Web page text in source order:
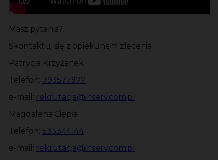
Masz pytania?
Skontaktuj się z opiekunem zlecenia
Patrycja Krzyżanek
Telefon: 793577977
e-mail: rekrutacja@inserv.com.pl
Magdalena Ciepła
Telefon: 533344144
e-mail: rekrutacja@inserv.com.pl